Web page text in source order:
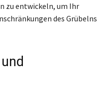
zu entwickeln, um Ihr
des Grübelns